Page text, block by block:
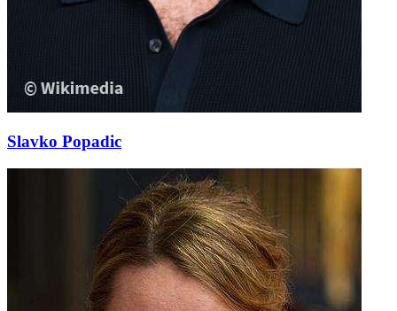
Slavko Popadic